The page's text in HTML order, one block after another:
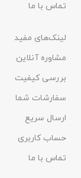
تماس با ما
لینک‌های مفید
مشاوره آنلاین
بررسی کیفیت
سفارشات شما
ارسال سریع
حساب کاربری
تماس با ما